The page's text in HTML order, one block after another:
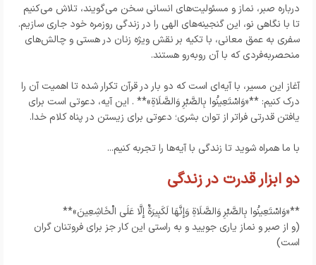
درباره صبر، نماز و مسئولیت‌های انسانی سخن می‌گویند، تلاش می‌کنیم
تا با نگاهی نو، این گنجینه‌های الهی را در زندگی روزمره خود جاری سازیم.
سفری به عمق معانی، با تکیه بر نقش ویژه زنان در هستی و چالش‌های
منحصربه‌فردی که با آن روبه‌رو هستند.
آغاز این مسیر، با آیه‌ای است که دو بار در قرآن تکرار شده تا اهمیت آن را
درک کنیم: **«وَاسْتَعِينُوا بِالصَّبْرِ وَالصَّلَاةِ»** . این آیه، دعوتی است برای
یافتن قدرتی فراتر از توان بشری؛ دعوتی برای زیستن در پناه کلام خدا.
با ما همراه شوید تا زندگی با آیه‌ها را تجربه کنیم...
دو ابزار قدرت در زندگی
**«وَاسْتَعِينُوا بِالصَّبْرِ وَالصَّلَاةِ وَإِنَّهَا لَكَبِيرَةٌ إِلَّا عَلَى الْخَاشِعِينَ»**
(و از صبر و نماز یاری جویید و به راستی این کار جز برای فروتنان گران
است)